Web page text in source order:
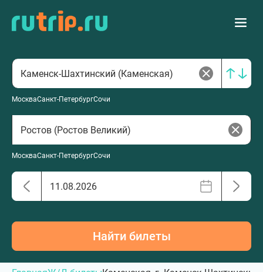
МоскваСанкт-ПетербургСочи
МоскваСанкт-ПетербургСочи
Найти билеты